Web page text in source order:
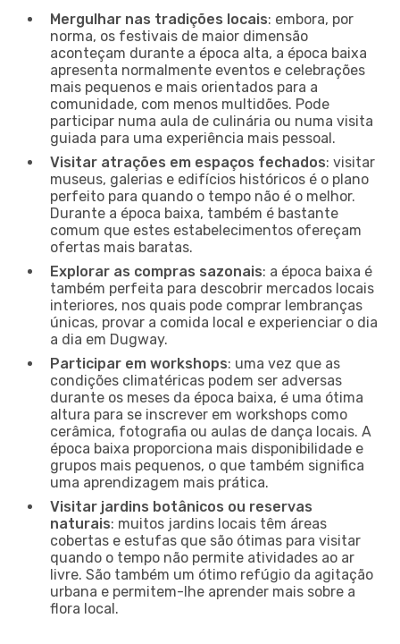
Mergulhar nas tradições locais: embora, por
norma, os festivais de maior dimensão
aconteçam durante a época alta, a época baixa
apresenta normalmente eventos e celebrações
mais pequenos e mais orientados para a
comunidade, com menos multidões. Pode
participar numa aula de culinária ou numa visita
guiada para uma experiência mais pessoal.
Visitar atrações em espaços fechados: visitar
museus, galerias e edifícios históricos é o plano
perfeito para quando o tempo não é o melhor.
Durante a época baixa, também é bastante
comum que estes estabelecimentos ofereçam
ofertas mais baratas.
Explorar as compras sazonais: a época baixa é
também perfeita para descobrir mercados locais
interiores, nos quais pode comprar lembranças
únicas, provar a comida local e experienciar o dia
a dia em Dugway.
Participar em workshops: uma vez que as
condições climatéricas podem ser adversas
durante os meses da época baixa, é uma ótima
altura para se inscrever em workshops como
cerâmica, fotografia ou aulas de dança locais. A
época baixa proporciona mais disponibilidade e
grupos mais pequenos, o que também significa
uma aprendizagem mais prática.
Visitar jardins botânicos ou reservas
naturais: muitos jardins locais têm áreas
cobertas e estufas que são ótimas para visitar
quando o tempo não permite atividades ao ar
livre. São também um ótimo refúgio da agitação
urbana e permitem-lhe aprender mais sobre a
flora local.